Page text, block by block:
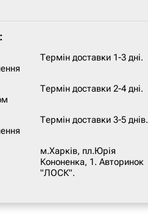
Термін доставки 1-3 дні.
Термін доставки 2-4 дні.
Термін доставки 3-5 днів.
м.Харків, пл.Юрія
Кононенка, 1. Авторинок
"ЛОСК".